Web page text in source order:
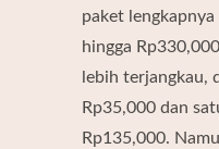
paket
hingga
lebih terjangkau,
Rp35,000 dan
Rp135,000.